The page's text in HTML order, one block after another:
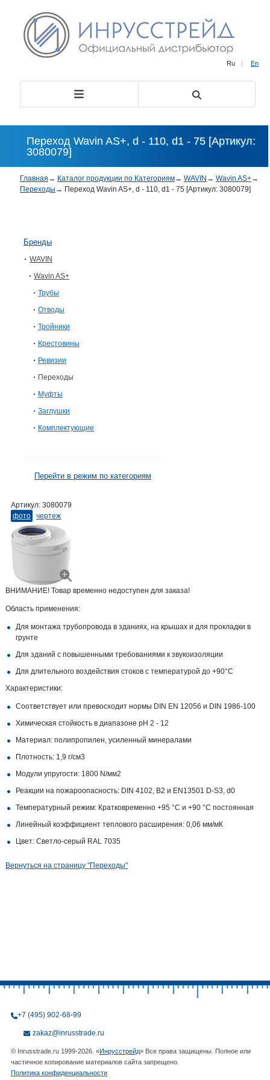
Ru | En
Переход Wavin AS+, d - 110, d1 - 75 [Артикул:
3080079]
Главная → Каталог продукции по Категориям→ WAVIN → Wavin AS+→
Переходы → Переход Wavin AS+, d - 110, d1 - 75 [Артикул: 3080079]
Бренды
WAVIN
Wavin AS+
Трубы
Отводы
Тройники
Крестовины
Ревизии
Переходы
Муфты
Заглушки
Комплектующие
Перейти в режим по категориям
Артикул: 3080079
фото
чертеж
ВНИМАНИЕ! Товар временно недоступен для заказа!
Область применения:
Для монтажа трубопровода в зданиях, на крышах и для прокладки в
грунте
Для зданий с повышенными требованиями к звукоизоляции
Для длительного воздействия стоков с температурой до +90°С
Характеристики:
Соответствует или превосходит нормы DIN EN 12056 и DIN 1986-100
Химическая стойкость в диапазоне pH 2 - 12
Материал: полипропилен, усиленный минералами
Плотность: 1,9 г/см3
Модули упругости: 1800 N/мм2
Реакции на пожароопасность: DIN 4102, B2 и EN13501 D-S3, d0
Температурный режим: Кратковременно +95 °C и +90 °C постоянная
Линейный коэффициент теплового расширения: 0,06 мм/мК
Цвет: Светло-серый RAL 7035
Вернуться на страницу "Переходы"
+7 (495) 902-68-99
zakaz@inrusstrade.ru
© Inrusstrade.ru 1999-2026. «Инрусстрейд» Все права защищены. Полное или
частичное копирование материалов сайта запрещено.
Политика конфиденциальности